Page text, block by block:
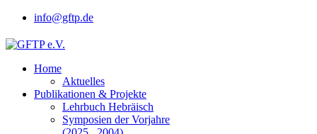
info@gftp.de
Home
Aktuelles
Publikationen & Projekte
Lehrbuch Hebräisch
Symposien der Vorjahre